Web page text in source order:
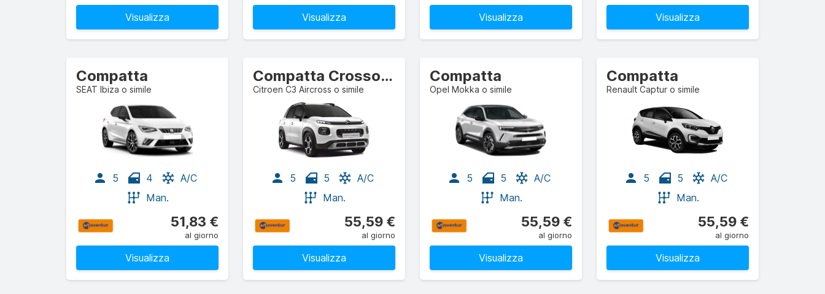
Visualizza Visualizza Visualizza Visualizza
Compatta
SEAT Ibiza o simile
5 4
A/C
Man.
51,83 €
al giorno
Visualizza
Compatta Crossover
Citroen C3 Aircross o simile
5 5
A/C
Man.
55,59 €
al giorno
Visualizza
Compatta
Opel Mokka o simile
5 5
A/C
Man.
55,59 €
al giorno
Visualizza
Compatta
Renault Captur o simile
5 5
A/C
Man.
55,59 €
al giorno
Visualizza